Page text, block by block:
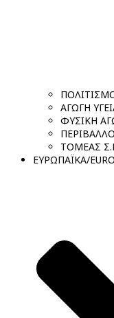
ΑΓΩΓΗ
ΦΥΣΙΚΗ
ΤΟΜΕΑΣ
ΕΥΡΩΠΑΪΚΑ/